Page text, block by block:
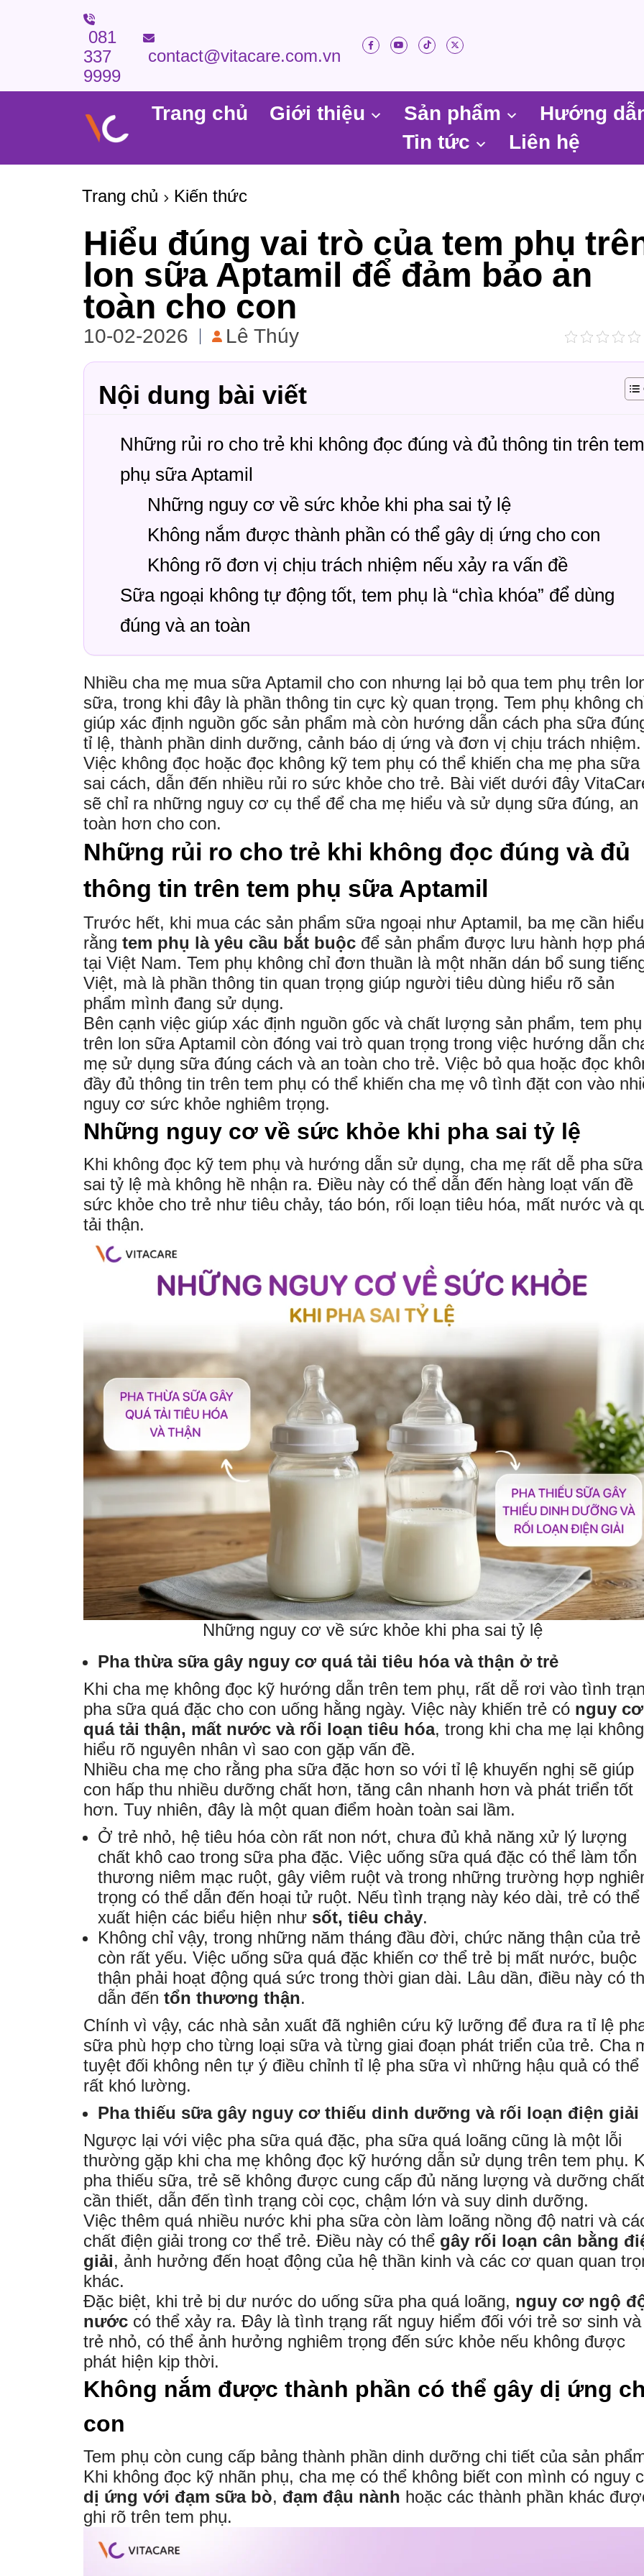
081
337
9999
contact@vitacare.com.vn
Trang chủ Giới thiệu Sản phẩm Hướng
Tin tức
Liên hệ
Trang chủ Kiến thức
Hiểu đúng vai trò của tem phụ
lon sữa Aptamil để đảm bảo an
toàn cho con
10-02-2026 Lê Thúy
Nội dung bài viết
Những rủi ro cho trẻ khi không đọc đúng và đủ thông tin trên tem
phụ sữa Aptamil
Những nguy cơ về sức khỏe khi pha sai tỷ lệ
Không nắm được thành phần có thể gây dị ứng cho con
Không rõ đơn vị chịu trách nhiệm nếu xảy ra vấn đề
Sữa ngoại không tự động tốt, tem phụ là “chìa khóa” để dùng
đúng và an toàn
Nhiều cha mẹ mua sữa Aptamil cho con nhưng lại bỏ qua tem phụ trên
sữa, trong khi đây là phần thông tin cực kỳ quan trọng. Tem phụ không
giúp xác định nguồn gốc sản phẩm mà còn hướng dẫn cách pha sữa
tỉ lệ, thành phần dinh dưỡng, cảnh báo dị ứng và đơn vị chịu trách nhiệm.
Việc không đọc hoặc đọc không kỹ tem phụ có thể khiến cha mẹ pha sữa
sai cách, dẫn đến nhiều rủi ro sức khỏe cho trẻ. Bài viết dưới đây
sẽ chỉ ra những nguy cơ cụ thể để cha mẹ hiểu và sử dụng sữa đúng, an
toàn hơn cho con.
Những rủi ro cho trẻ khi không đọc đúng và đủ
thông tin trên tem phụ sữa Aptamil
Trước hết, khi mua các sản phẩm sữa ngoại như Aptamil, ba mẹ cần hiểu
rằng tem phụ là yêu cầu bắt buộc để sản phẩm được lưu hành hợp
tại Việt Nam. Tem phụ không chỉ đơn thuần là một nhãn dán bổ sung
Việt, mà là phần thông tin quan trọng giúp người tiêu dùng hiểu rõ sản
phẩm mình đang sử dụng.
Bên cạnh việc giúp xác định nguồn gốc và chất lượng sản phẩm, tem phụ
trên lon sữa Aptamil còn đóng vai trò quan trọng trong việc hướng dẫn
mẹ sử dụng sữa đúng cách và an toàn cho trẻ. Việc bỏ qua hoặc đọc
đầy đủ thông tin trên tem phụ có thể khiến cha mẹ vô tình đặt con vào
nguy cơ sức khỏe nghiêm trọng.
Những nguy cơ về sức khỏe khi pha sai tỷ lệ
Khi không đọc kỹ tem phụ và hướng dẫn sử dụng, cha mẹ rất dễ pha sữa
sai tỷ lệ mà không hề nhận ra. Điều này có thể dẫn đến hàng loạt vấn đề
sức khỏe cho trẻ như tiêu chảy, táo bón, rối loạn tiêu hóa, mất nước và
tải thận.
Những nguy cơ về sức khỏe khi pha sai tỷ lệ
Pha thừa sữa gây nguy cơ quá tải tiêu hóa và thận ở trẻ
Khi cha mẹ không đọc kỹ hướng dẫn trên tem phụ, rất dễ rơi vào tình
pha sữa quá đặc cho con uống hằng ngày. Việc này khiến trẻ có nguy cơ
quá tải thận, mất nước và rối loạn tiêu hóa, trong khi cha mẹ lại không
hiểu rõ nguyên nhân vì sao con gặp vấn đề.
Nhiều cha mẹ cho rằng pha sữa đặc hơn so với tỉ lệ khuyến nghị sẽ giúp
con hấp thu nhiều dưỡng chất hơn, tăng cân nhanh hơn và phát triển tốt
hơn. Tuy nhiên, đây là một quan điểm hoàn toàn sai lầm.
Ở trẻ nhỏ, hệ tiêu hóa còn rất non nớt, chưa đủ khả năng xử lý lượng
chất khô cao trong sữa pha đặc. Việc uống sữa quá đặc có thể làm tổn
thương niêm mạc ruột, gây viêm ruột và trong những trường hợp
trọng có thể dẫn đến hoại tử ruột. Nếu tình trạng này kéo dài, trẻ có thể
xuất hiện các biểu hiện như sốt, tiêu chảy.
Không chỉ vậy, trong những năm tháng đầu đời, chức năng thận của trẻ
còn rất yếu. Việc uống sữa quá đặc khiến cơ thể trẻ bị mất nước, buộc
thận phải hoạt động quá sức trong thời gian dài. Lâu dần, điều này có
dẫn đến tổn thương thận.
Chính vì vậy, các nhà sản xuất đã nghiên cứu kỹ lưỡng để đưa ra tỉ lệ
sữa phù hợp cho từng loại sữa và từng giai đoạn phát triển của trẻ. Cha
tuyệt đối không nên tự ý điều chỉnh tỉ lệ pha sữa vì những hậu quả có thể
rất khó lường.
Pha thiếu sữa gây nguy cơ thiếu dinh dưỡng và rối loạn điện giải
Ngược lại với việc pha sữa quá đặc, pha sữa quá loãng cũng là một lỗi
thường gặp khi cha mẹ không đọc kỹ hướng dẫn sử dụng trên tem phụ.
pha thiếu sữa, trẻ sẽ không được cung cấp đủ năng lượng và dưỡng chất
cần thiết, dẫn đến tình trạng còi cọc, chậm lớn và suy dinh dưỡng.
Việc thêm quá nhiều nước khi pha sữa còn làm loãng nồng độ natri và
chất điện giải trong cơ thể trẻ. Điều này có thể gây rối loạn cân bằng
giải, ảnh hưởng đến hoạt động của hệ thần kinh và các cơ quan quan
khác.
Đặc biệt, khi trẻ bị dư nước do uống sữa pha quá loãng, nguy cơ ngộ
nước có thể xảy ra. Đây là tình trạng rất nguy hiểm đối với trẻ sơ sinh và
trẻ nhỏ, có thể ảnh hưởng nghiêm trọng đến sức khỏe nếu không được
phát hiện kịp thời.
Không nắm được thành phần có thể gây dị ứng
con
Tem phụ còn cung cấp bảng thành phần dinh dưỡng chi tiết của sản
Khi không đọc kỹ nhãn phụ, cha mẹ có thể không biết con mình có nguy
dị ứng với đạm sữa bò, đạm đậu nành hoặc các thành phần khác
ghi rõ trên tem phụ.